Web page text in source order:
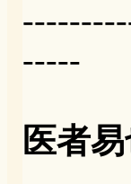
-----
医者